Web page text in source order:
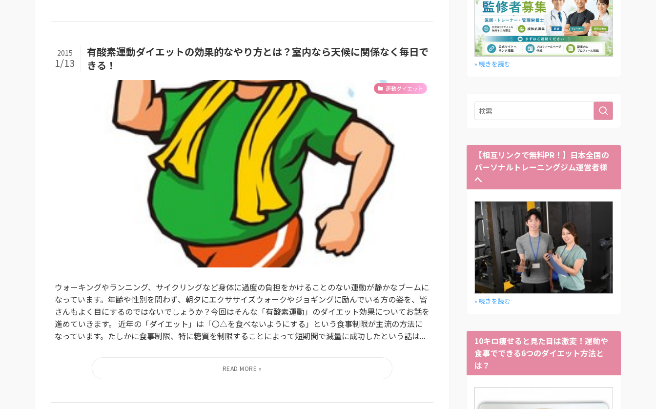
有酸素運動ダイエットの効果的なやり方とは？室内なら天候に関係なく毎日で
きる！
2015
1/13
運動ダイエット
ウォーキングやランニング、サイクリングなど身体に過度の負担をかけることのない運動が静かなブームに
なっています。年齢や性別を問わず、朝夕にエクササイズウォークやジョギングに励んでいる方の姿を、皆
さんもよく目にするのではないでしょうか？今回はそんな「有酸素運動」のダイエット効果についてお話を
進めていきます。 近年の「ダイエット」は「〇△を食べないようにする」という食事制限が主流の方法に
なっています。たしかに食事制限、特に糖質を制限することによって短期間で減量に成功したという話は...
» 続きを読む
【相互リンクで無料PR！】日本全国の
パーソナルトレーニングジム運営者様
へ
» 続きを読む
10キロ痩せると見た目は激変！運動や
食事でできる6つのダイエット方法と
は？